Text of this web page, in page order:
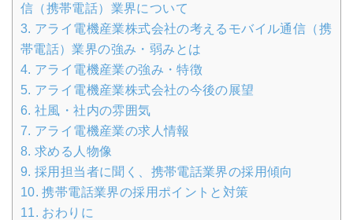
信（携帯電話）業界について
3. アライ電機産業株式会社の考えるモバイル通信（携
帯電話）業界の強み・弱みとは
4. アライ電機産業の強み・特徴
5. アライ電機産業株式会社の今後の展望
6. 社風・社内の雰囲気
7. アライ電機産業の求人情報
8. 求める人物像
9. 採用担当者に聞く、携帯電話業界の採用傾向
10. 携帯電話業界の採用ポイントと対策
11. おわりに